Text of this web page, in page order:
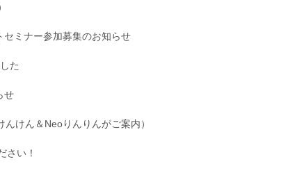
セミナー参加募集のお知らせ
た
せ
けん＆Neoりんりんがご案内）
さい！